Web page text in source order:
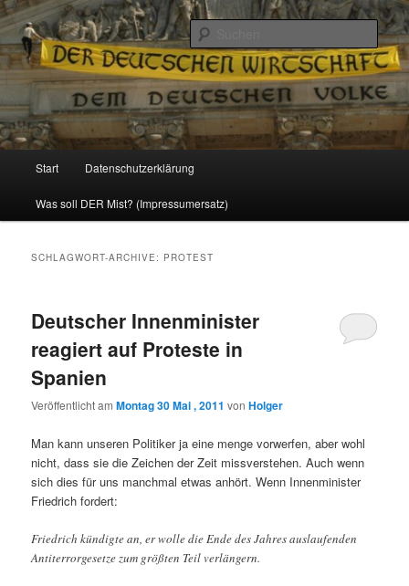
Reizzentrum
Politik, Wirtschaft, Soziales und Gesellschaft
Zum
Inhalt
Zum
sekundären
Start Datenschutzerklärung
Was soll DER Mist? (Impressumersatz)
SCHLAGWORT-ARCHIVE: PROTEST
Deutscher Innenminister
reagiert auf Proteste in
Spanien
Veröffentlicht amMontag 30 Mai , 2011 vonHolger
Man kann unseren Politiker ja eine menge vorwerfen, aber wohl
nicht, dass sie die Zeichen der Zeit missverstehen. Auch wenn
sich dies für uns manchmal etwas anhört. Wenn Innenminister
Friedrich fordert:
Friedrich kündigte an, er wolle die Ende des Jahres auslaufenden
Antiterrorgesetze zum größten Teil verlängern.